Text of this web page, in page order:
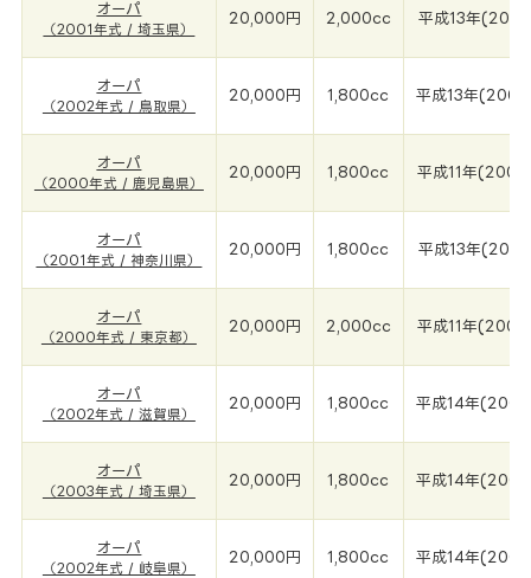
オーパ
（2001年式 / 埼玉県）
20,000円 2,000cc 平成13年(2001
オーパ
（2002年式 / 鳥取県）
20,000円 1,800cc 平成13年
オーパ
（2000年式 / 鹿児島県）
20,000円 1,800cc 平成11年
オーパ
（2001年式 / 神奈川県）
20,000円 1,800cc 平成13年(2001
オーパ
（2000年式 / 東京都）
20,000円 2,000cc 平成11年
オーパ
（2002年式 / 滋賀県）
20,000円 1,800cc 平成14年
オーパ
（2003年式 / 埼玉県）
20,000円 1,800cc 平成14年
オーパ
（2002年式 / 岐阜県）
20,000円 1,800cc 平成14年